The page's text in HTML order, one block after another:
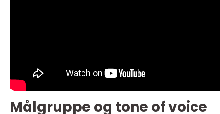
Målgruppe og tone of voice